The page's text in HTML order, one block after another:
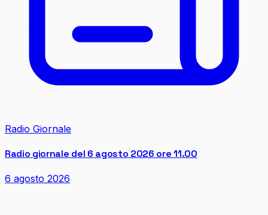
Radio Giornale
Radio giornale del 6 agosto 2026 ore 11.00
6 agosto 2026